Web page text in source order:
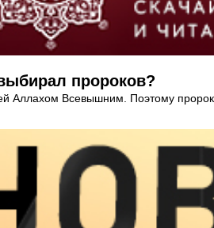
пророков?
Аллахом Всевышним. Поэтому